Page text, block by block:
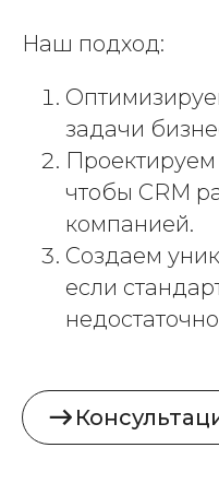
Наш подход:
задачи
чтобы CRM
компанией.
Создаем
если